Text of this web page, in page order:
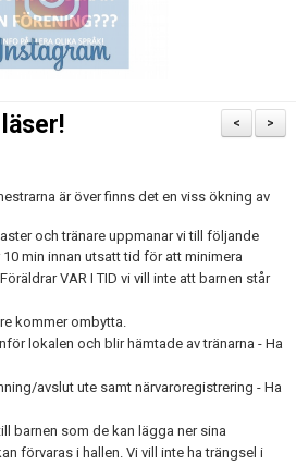
>
<
är över finns det en viss ökning av
och tränare uppmanar vi till följande
min innan utsatt tid för att minimera
VAR I TID vi vill inte att barnen står
kommer ombytta.
lokalen och blir hämtade av tränarna - Ha
avslut ute samt närvaroregistrering - Ha
barnen som de kan lägga ner sina
förvaras i hallen. Vi vill inte ha trängsel i